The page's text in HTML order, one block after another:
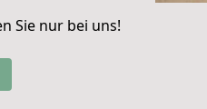
Sie nur bei uns!